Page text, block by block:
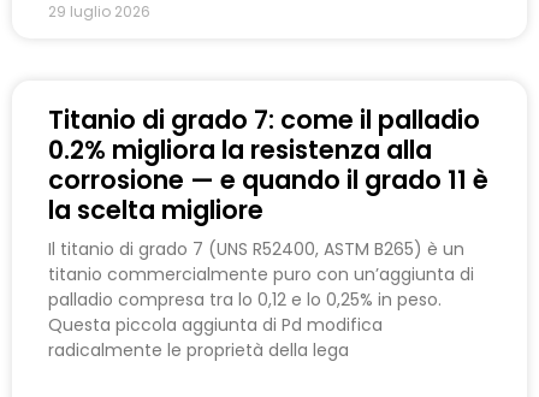
29 luglio 2026
Titanio di grado 7: come il palladio
0.2% migliora la resistenza alla
corrosione — e quando il grado 11 è
la scelta migliore
Il titanio di grado 7 (UNS R52400, ASTM B265) è un
titanio commercialmente puro con un’aggiunta di
palladio compresa tra lo 0,12 e lo 0,25% in peso.
Questa piccola aggiunta di Pd modifica
radicalmente le proprietà della lega